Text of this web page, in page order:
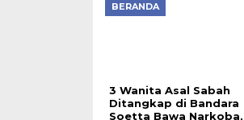
BERANDA
3 Wanita Asal Sabah
Ditangkap di Bandara
Soetta Bawa Narkoba,